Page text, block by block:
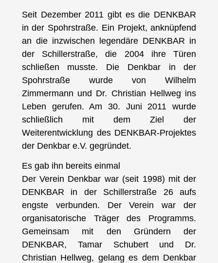
Seit Dezember 2011 gibt es die DENKBAR
in der Spohrstraße. Ein Projekt, anknüpfend
an die inzwischen legendäre DENKBAR in
der Schillerstraße, die 2004 ihre Türen
schließen musste. Die Denkbar in der
Spohrstraße wurde von Wilhelm
Zimmermann und Dr. Christian Hellweg ins
Leben gerufen. Am 30. Juni 2011 wurde
schließlich mit dem Ziel der
Weiterentwicklung des DENKBAR-Projektes
der Denkbar e.V. gegründet.
Es gab ihn bereits einmal
Der Verein Denkbar war (seit 1998) mit der
DENKBAR in der Schillerstraße 26 aufs
engste verbunden. Der Verein war der
organisatorische Träger des Programms.
Gemeinsam mit den Gründern der
DENKBAR, Tamar Schubert und Dr.
Christian Hellweg, gelang es dem Denkbar